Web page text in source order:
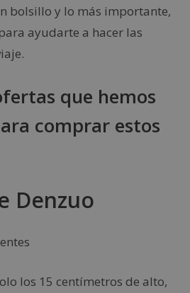
bolsillo y lo más importante,
ayudarte a hacer las
que hemos
comprar estos
Denzuo
los 15 centímetros de alto,